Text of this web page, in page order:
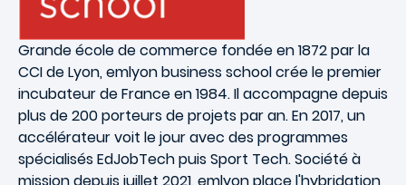
Grande école de commerce fondée en 1872 par la
CCI de Lyon,emlyonbusiness school crée lepremier
incubateurde France en 1984. Il accompagne depuis
plus de 200 porteurs de projets par an. En 2017, un
accélérateurvoit le jour avec des programmes
spécialisés EdJobTech puis Sport Tech. Société à